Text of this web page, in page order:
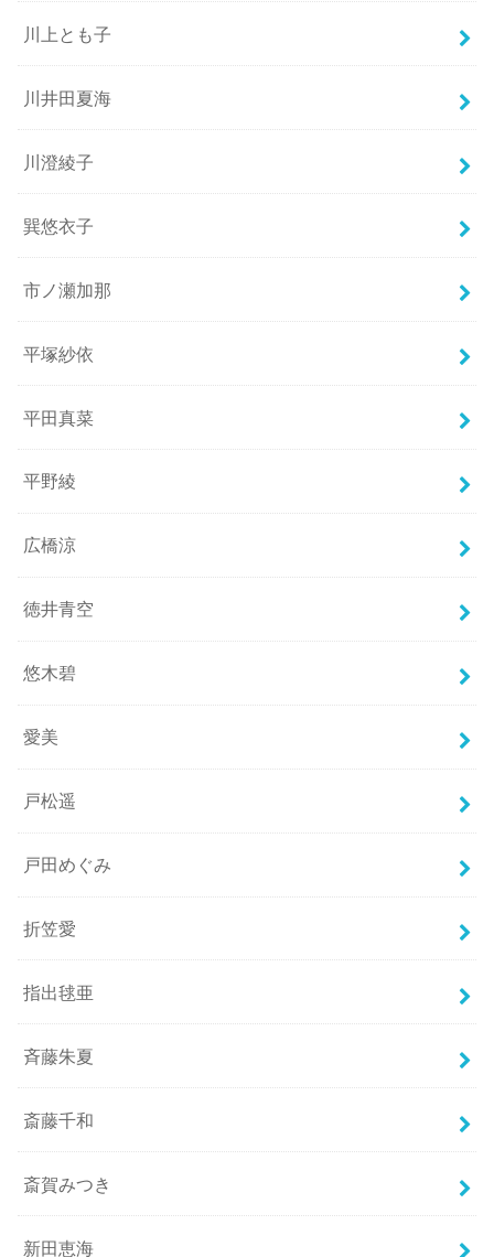
川上とも子
川井田夏海
川澄綾子
巽悠衣子
市ノ瀬加那
平塚紗依
平田真菜
平野綾
広橋涼
徳井青空
悠木碧
愛美
戸松遥
戸田めぐみ
折笠愛
指出毬亜
斉藤朱夏
斎藤千和
斎賀みつき
新田恵海